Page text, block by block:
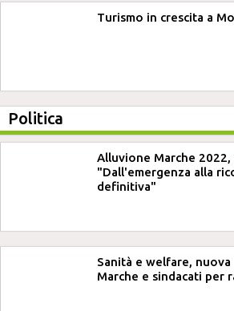
Turismo in crescita a
Politica
Alluvione Marche 2022,
"Dall'emergenza alla
definitiva"
Sanità e welfare,
Marche e sindacati per